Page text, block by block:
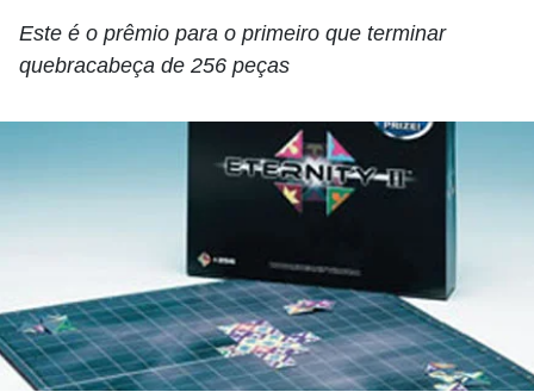
Este é o prêmio para o primeiro que terminar
quebracabeça de 256 peças